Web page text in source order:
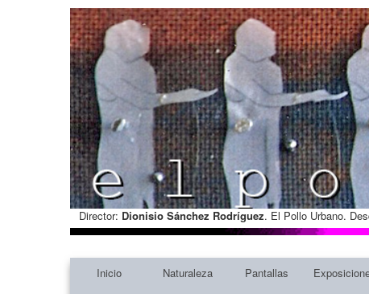
Director: Dionisio Sánchez Rodríguez. El Pollo Urbano.
Inicio Naturaleza Pantallas